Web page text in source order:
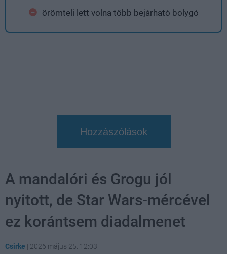
örömteli lett volna több bejárható bolygó
Hozzászólások
A mandalóri és Grogu jól
nyitott, de Star Wars-mércével
ez korántsem diadalmenet
Csirke | 2026 május 25. 12:03